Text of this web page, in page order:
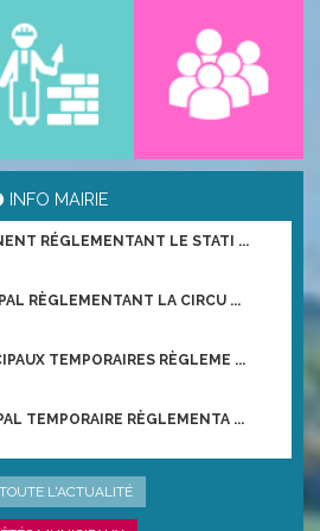
INFO MAIRIE
RÉGLEMENTANT LE STATI ...
RÈGLEMENTANT LA CIRCU ...
TEMPORAIRES RÈGLEME ...
TEMPORAIRE RÈGLEMENTA ...
DU 21/06/2026 TEMPO ...
L'ACTUALITÉ